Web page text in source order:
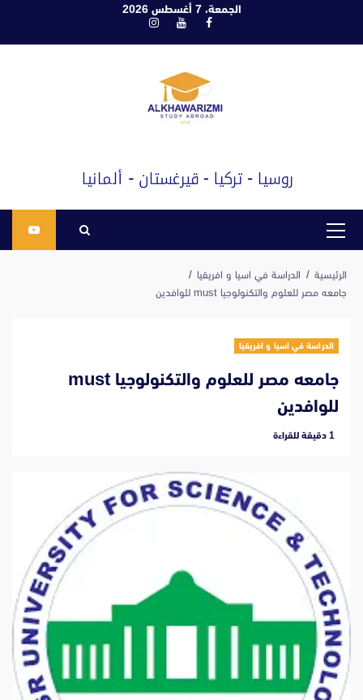
الجمعة، 7 أغسطس 2026
فيسبوكيوتيوبانستغرام
القائمة
الرئيسية
الدراسة في اسيا و افريقيا
جامعه مصر للعلوم والتكنولوجيا must للوافدين
الدراسة في اسيا و افريقيا
جامعه مصر للعلوم والتكنولوجيا must
للوافدين
‫1 دقيقة للقراءة